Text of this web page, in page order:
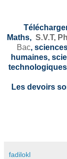
Maths, S.V.T,
Bac,
humaines,
Les devoirs
fadilokl